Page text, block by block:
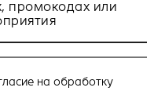
промокодах или
на обработку